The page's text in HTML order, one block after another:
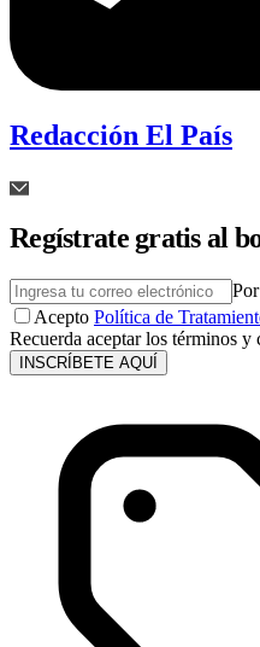
Redacción El País
Regístrate gratis al
Acepto Política de
Recuerda aceptar los términos y
INSCRÍBETE AQUÍ